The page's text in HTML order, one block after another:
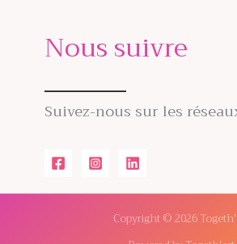
Nous suivre
Suivez-nous sur les
Copyright © 2026